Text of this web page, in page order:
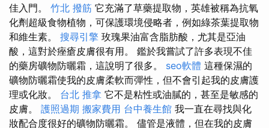
佳入門。 竹北 撥筋 它充滿了草藥提取物，英雄被稱為抗氧
化劑超級食物植物，可保護環境侵略者，例如綠茶葉提取物
和維生素。 搜尋引擎 玫瑰果油富含脂肪酸，尤其是亞油
酸，這對於痤瘡皮膚很有用。 鑑於我嘗試了許多表現不佳
的藥房礦物防曬霜，這說明了很多。 seo軟體 這種保濕的
礦物防曬霜使我的皮膚柔軟而彈性，但不會引起我的皮膚護
理或化妝。 台北 推拿 它不是粘性或油膩的，甚至是敏感的
皮膚。 護照過期 搬家費用 台中養生館 我一直在尋找與化
妝配合度很好的礦物防曬霜。 儘管是液體，但在我的皮膚